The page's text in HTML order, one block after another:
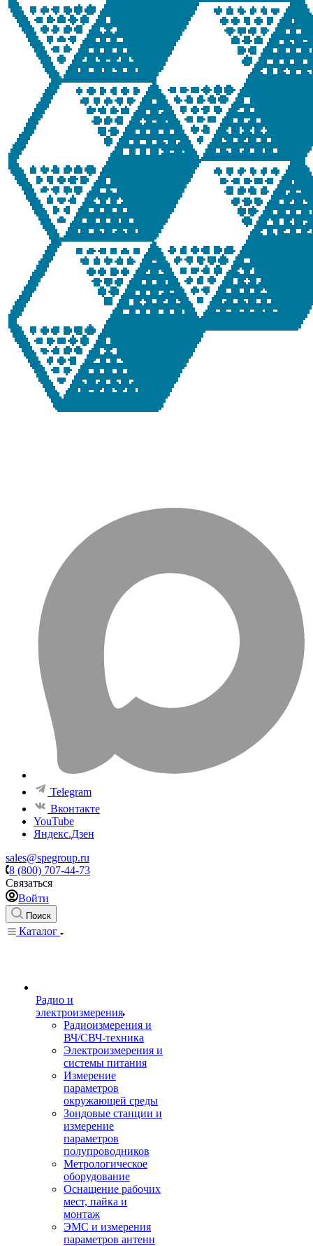
Telegram
Вконтакте
YouTube
Яндекс.Дзен
sales@spegroup.ru
8 (800) 707-44-73
Связаться
Войти
Поиск
Каталог
Радио и
электроизмерения
Радиоизмерения и
ВЧ/СВЧ-техника
Электроизмерения и
системы питания
Измерение
параметров
окружающей среды
Зондовые станции и
измерение
параметров
полупроводников
Метрологическое
оборудование
Оснащение рабочих
мест, пайка и
монтаж
ЭМС и измерения
параметров антенн